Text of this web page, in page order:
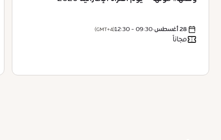
28 أغسطس •
09:30 - 12:30
(GMT+4)
مجاناً